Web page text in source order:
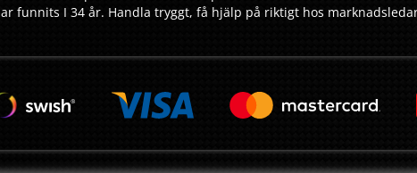
funnits I 34 år. Handla tryggt, få hjälp på riktigt hos